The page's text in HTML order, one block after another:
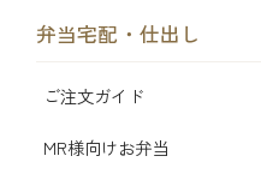
弁当宅配・仕出し
ご注文ガイド
MR様向けお弁当